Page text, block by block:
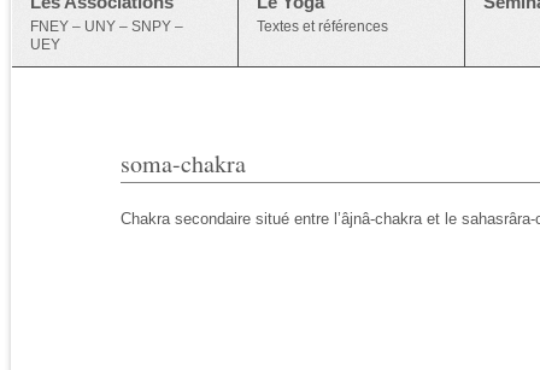
FNEY – UNY – SNPY –
UEY
Textes et références
soma-chakra
Chakra secondaire situé entre l’âjnâ-chakra et le sahasrâra-